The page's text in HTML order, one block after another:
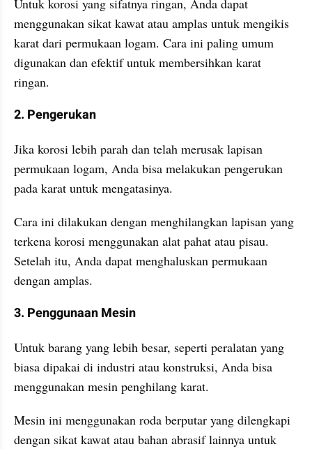
Untuk korosi yang sifatnya ringan, Anda dapat
menggunakan sikat kawat atau amplas untuk mengikis
karat dari permukaan logam. Cara ini paling umum
digunakan dan efektif untuk membersihkan karat
ringan.
2. Pengerukan
Jika korosi lebih parah dan telah merusak lapisan
permukaan logam, Anda bisa melakukan pengerukan
pada karat untuk mengatasinya.
Cara ini dilakukan dengan menghilangkan lapisan yang
terkena korosi menggunakan alat pahat atau pisau.
Setelah itu, Anda dapat menghaluskan permukaan
dengan amplas.
3. Penggunaan Mesin
Untuk barang yang lebih besar, seperti peralatan yang
biasa dipakai di industri atau konstruksi, Anda bisa
menggunakan mesin penghilang karat.
Mesin ini menggunakan roda berputar yang dilengkapi
dengan sikat kawat atau bahan abrasif lainnya untuk